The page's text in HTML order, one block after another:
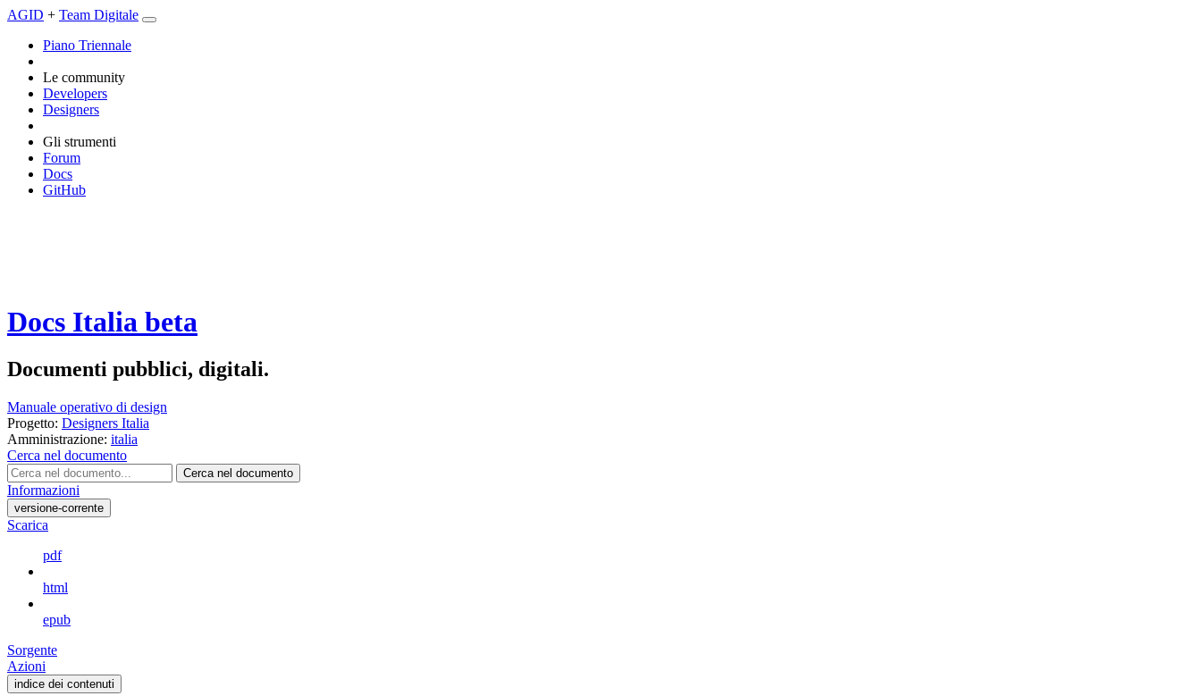
AGID + Team Digitale
Piano Triennale
Le community
Developers
Designers
Gli strumenti
Forum
Docs
GitHub
Docs Italia beta
Documenti pubblici, digitali.
Manuale operativo di design
Progetto: Designers Italia
Amministrazione: italia
Cerca nel documento
Cerca nel documento
Informazioni
versione-corrente
Scarica
pdf
html
epub
Sorgente
Azioni
indice dei contenuti